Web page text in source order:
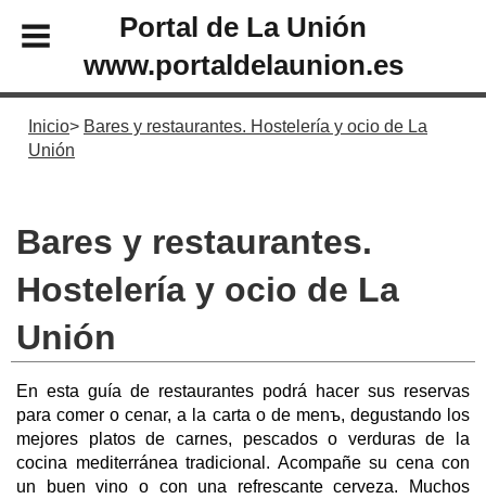
Portal de La Unión
www.portaldelaunion.es
Inicio
Bares y restaurantes. Hostelería y ocio de La
Unión
Bares y restaurantes.
Hostelería y ocio de La
Unión
En esta guía de restaurantes podrá hacer sus reservas
para comer o cenar, a la carta o de menъ, degustando los
mejores platos de carnes, pescados o verduras de la
cocina mediterránea tradicional. Acompañe su cena con
un buen vino o con una refrescante cerveza. Muchos